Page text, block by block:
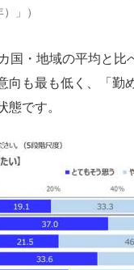
」）
国・地域の平均と比
向も最も低く、「勤
態です。